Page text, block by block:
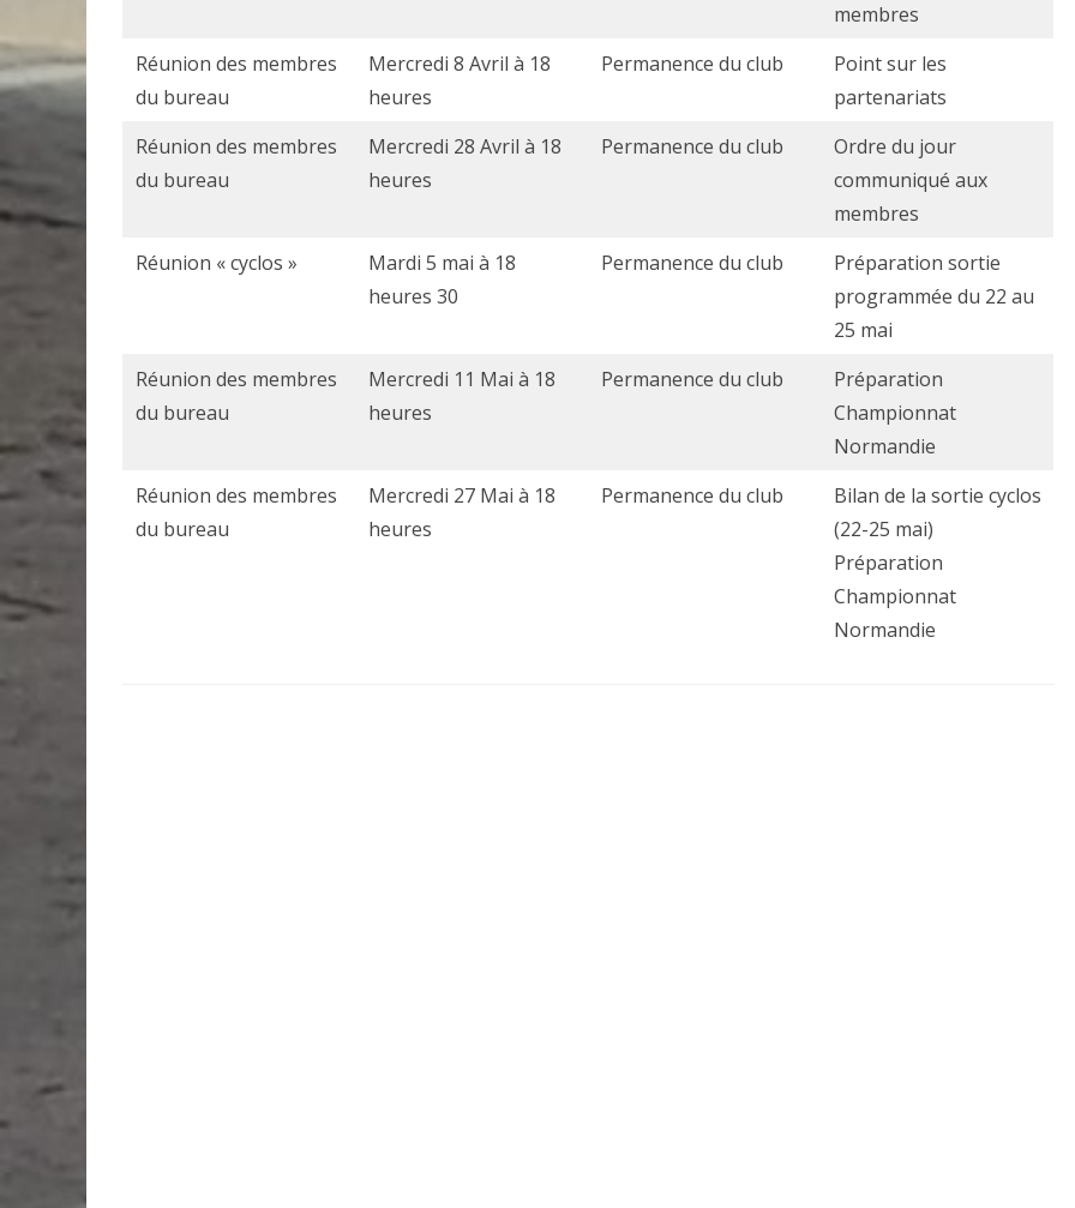
membres
Réunion des membres
du bureau
Mercredi 8 Avril à 18
heures
Permanence du club
Point sur les
partenariats
Réunion des membres
du bureau
Mercredi 28 Avril à 18
heures
Permanence du club
Ordre du jour
communiqué aux
membres
Réunion « cyclos »
Mardi 5 mai à 18
heures 30
Permanence du club
Préparation sortie
programmée du 22 au
25 mai
Réunion des membres
du bureau
Mercredi 11 Mai à 18
heures
Permanence du club
Préparation
Championnat
Normandie
Réunion des membres
du bureau
Mercredi 27 Mai à 18
heures
Permanence du club
Bilan de la sortie cyclos
(22-25 mai)
Préparation
Championnat
Normandie